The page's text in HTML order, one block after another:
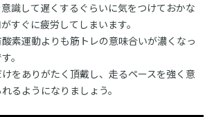
識して遅くするぐらいに気をつけておかな
すぐに疲労してしまいます。
素運動よりも筋トレの意味合いが濃くなっ
。
をありがたく頂戴し、走るペースを強く意
るようになりましょう。